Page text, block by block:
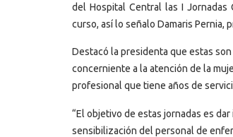
del Hospital Central las I Jornadas
curso, así lo señalo Damaris Pernia,
Destacó la presidenta que estas
concerniente a la atención de la
profesional que tiene años de
“El objetivo de estas jornadas es
sensibilización del personal de